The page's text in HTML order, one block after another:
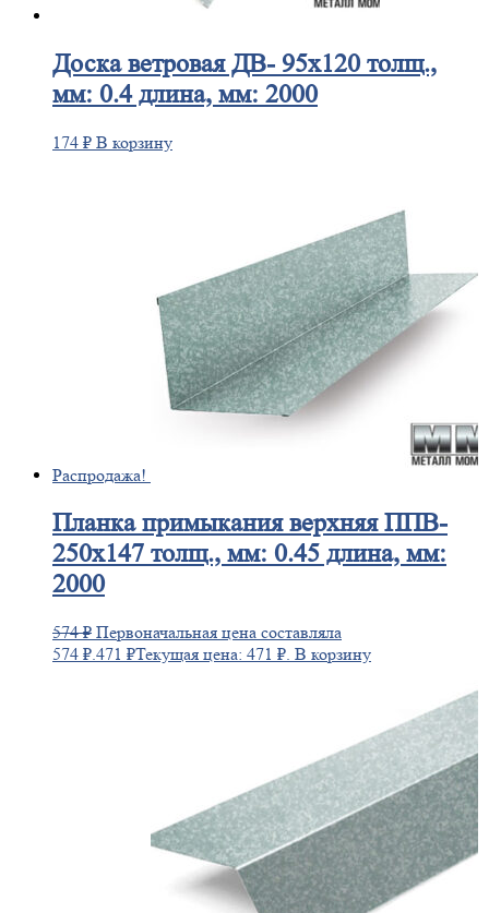
Доскаветровая ДВ- 95х120 толщ.,
мм: 0.4 длина, мм: 2000
174 ₽ В корзину
Распродажа!
Планкапримыкания верхняя ППВ-
250х147 толщ., мм: 0.45 длина, мм:
2000
574₽ Первоначальная цена составляла
574 ₽. 471 ₽Текущая цена: 471 ₽. В корзину